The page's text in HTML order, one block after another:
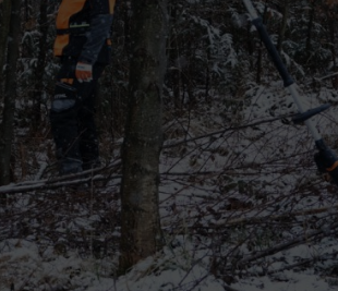
de forma ergonómica y cómoda
futuros. Garantiza la calidad y estabilidad